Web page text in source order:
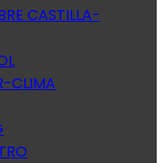
CASTILLA-
CLIMA